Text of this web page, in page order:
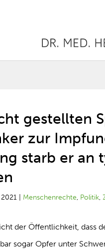
gestellten
zur
starb er an
Menschenrechte, Politik,
der Öffentlichkeit, dass
sogar Opfer unter